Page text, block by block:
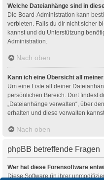
Welche Dateianhänge sind in
Die Board-Administration kann
verbieten. Falls du dir nicht sicher
kannst und du Unterstützung
Administration.
Nach oben
Kann ich eine Übersicht all
Um eine Liste all deiner
persönlichen Bereich. Dort findest
„Dateianhänge verwalten“, über
erhalten und diese verwalten
Nach oben
phpBB betreffende Fragen
Wer hat diese Forensoftware
Diese Software (in ihrer